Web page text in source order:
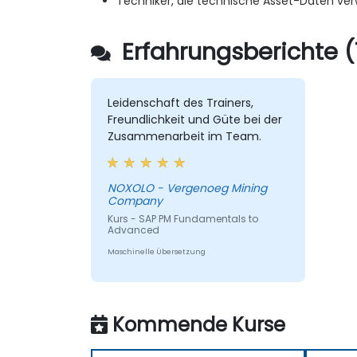
Erfahrungsberichte
Leidenschaft des Trainers,
Freundlichkeit und Güte bei der
Zusammenarbeit im Team.
NOXOLO - Vergenoeg Mining
Company
Kurs - SAP PM Fundamentals to
Advanced
Maschinelle Übersetzung
Kommende Kurse